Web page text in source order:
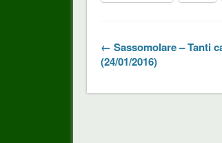
← Sassomolare – Tanti
(24/01/2016)